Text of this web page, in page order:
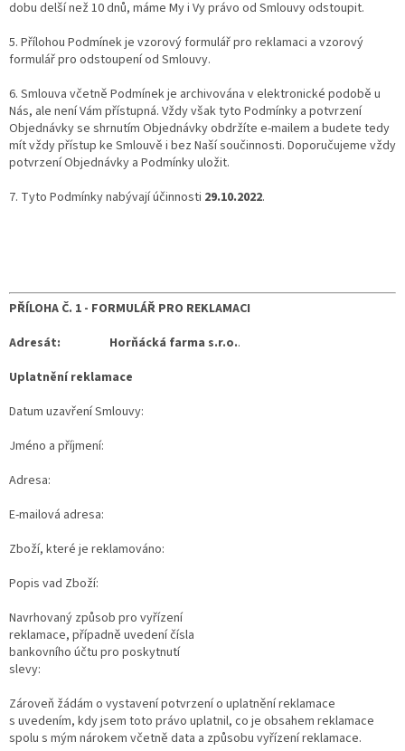
dobu delší než 10 dnů, máme My i Vy právo od Smlouvy odstoupit.
5. Přílohou Podmínek je vzorový formulář pro reklamaci a vzorový
formulář pro odstoupení od Smlouvy.
6. Smlouva včetně Podmínek je archivována v elektronické podobě u
Nás, ale není Vám přístupná. Vždy však tyto Podmínky a potvrzení
Objednávky se shrnutím Objednávky obdržíte e-mailem a budete tedy
mít vždy přístup ke Smlouvě i bez Naší součinnosti. Doporučujeme vždy
potvrzení Objednávky a Podmínky uložit.
7. Tyto Podmínky nabývají účinnosti 29.10.2022.
PŘÍLOHA Č. 1 - FORMULÁŘ PRO REKLAMACI
Adresát:
Horňácká farma s.r.o..
Uplatnění reklamace
Datum uzavření Smlouvy:
Jméno a příjmení:
Adresa:
E-mailová adresa:
Zboží, které je reklamováno:
Popis vad Zboží:
Navrhovaný způsob pro vyřízení
reklamace, případně uvedení čísla
bankovního účtu pro poskytnutí
slevy:
Zároveň žádám o vystavení potvrzení o uplatnění reklamace
s uvedením, kdy jsem toto právo uplatnil, co je obsahem reklamace
spolu s mým nárokem včetně data a způsobu vyřízení reklamace.